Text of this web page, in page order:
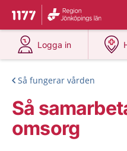
Till startsidan för 1177
Du har valt region
Logga in
på 1177.se
Så fungerar vården
Så
omsorg